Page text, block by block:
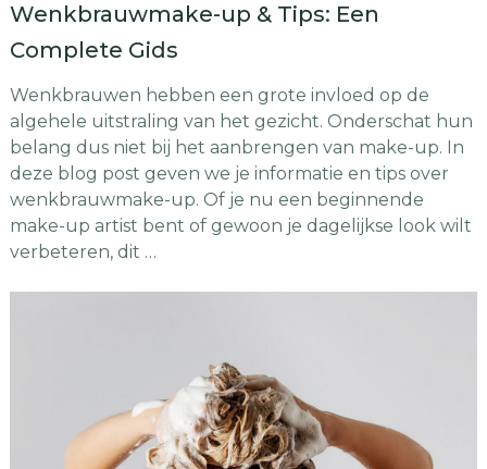
Wenkbrauwmake-up & Tips: Een
Complete Gids
Wenkbrauwen hebben een grote invloed op de
algehele uitstraling van het gezicht. Onderschat hun
belang dus niet bij het aanbrengen van make-up. In
deze blog post geven we je informatie en tips over
wenkbrauwmake-up. Of je nu een beginnende
make-up artist bent of gewoon je dagelijkse look wilt
verbeteren, dit …